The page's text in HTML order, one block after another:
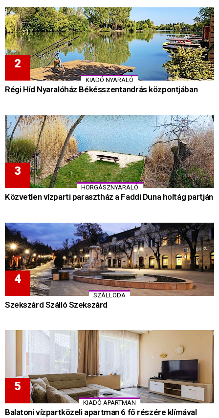
KIADÓ NYARALÓ
Régi Híd Nyaralóház Békésszentandrás központjában
HORGÁSZNYARALÓ
Közvetlen vízparti parasztház a Faddi Duna holtág partján
SZÁLLODA
Szekszárd Szálló Szekszárd
KIADÓ APARTMAN
Balatoni vízpartközeli apartman 6 fő részére klímával